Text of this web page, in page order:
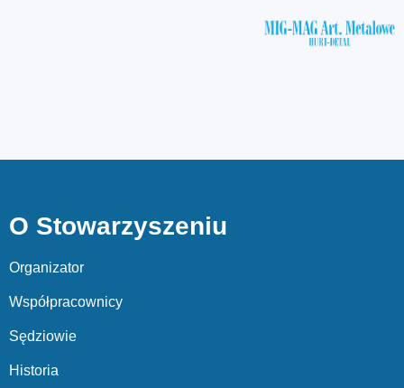
O Stowarzyszeniu
Organizator
Współpracownicy
Sędziowie
Historia